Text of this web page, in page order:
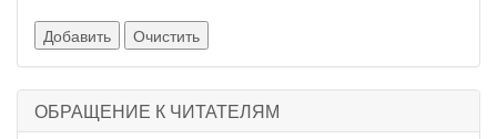
ОБРАЩЕНИЕ К ЧИТАТЕЛЯМ